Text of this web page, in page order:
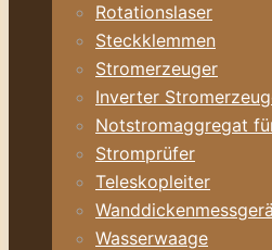
Rotationslaser
Steckklemmen
Stromerzeuger
Inverter
Notstromaggregat
Stromprüfer
Teleskopleiter
Wasserwaage